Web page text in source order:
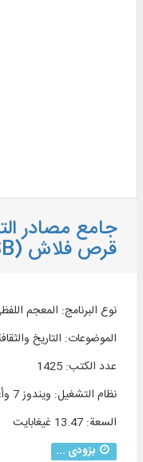
قرص فلاش (USB)
نوع البرنامج: المعجم
الموضوعات: التاريخ
عدد الكتب:
1425
نظام التشغیل: ويندوز 7 وأعلی
السعة:13.47 غيغابايت
بزودی ...